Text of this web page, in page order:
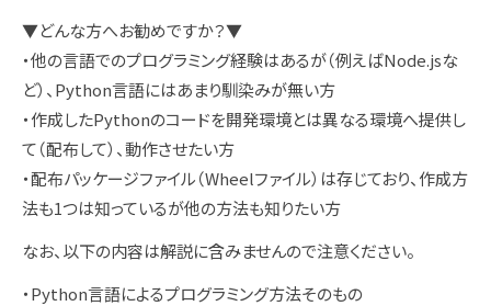
▼どんな方へお勧めですか？▼
・他の言語でのプログラミング経験はあるが（例えばNode.jsな
ど）、Python言語にはあまり馴染みが無い方
・作成したPythonのコードを開発環境とは異なる環境へ提供し
て（配布して）、動作させたい方
・配布パッケージファイル（Wheelファイル）は存じており、作成方
法も1つは知っているが他の方法も知りたい方
なお、以下の内容は解説に含みませんので注意ください。
・Python言語によるプログラミング方法そのもの